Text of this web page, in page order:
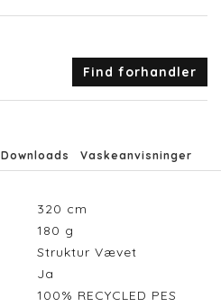
Find forhandler
Downloads Vaskeanvisninger
320 cm
180 g
Struktur Vævet
Ja
100% RECYCLED PES